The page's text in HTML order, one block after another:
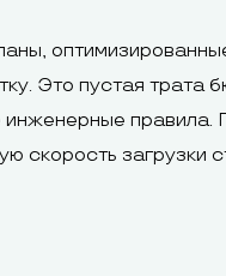
Это пустая трата
инженерные правила.
скорость загрузки